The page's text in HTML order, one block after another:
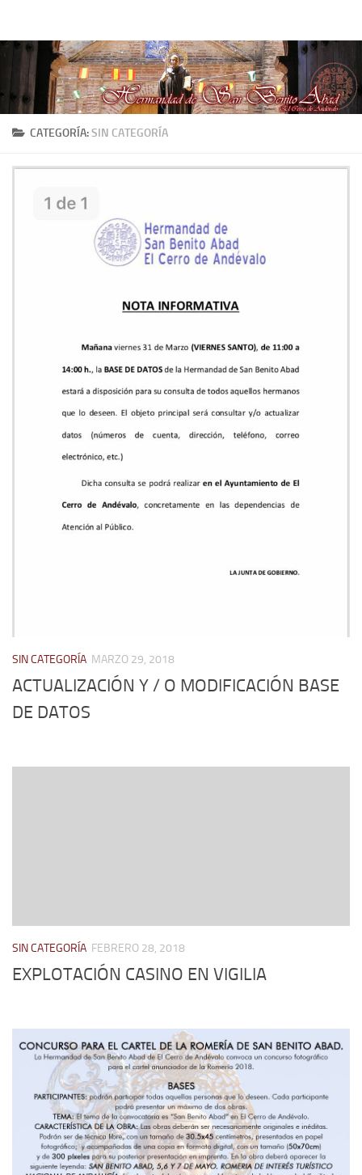
CATEGORÍA:SIN CATEGORÍA
SIN CATEGORÍA MARZO 29, 2018
ACTUALIZACIÓN Y / O MODIFICACIÓN BASE
DE DATOS
SIN CATEGORÍA FEBRERO 28, 2018
EXPLOTACIÓN CASINO EN VIGILIA